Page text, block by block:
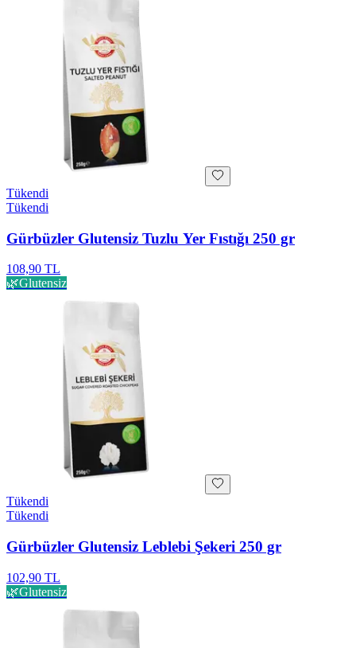
Tükendi
Tükendi
Gürbüzler Glutensiz Tuzlu Yer Fıstığı 250 gr
108,90 TL
🌿Glutensiz
Tükendi
Tükendi
Gürbüzler Glutensiz Leblebi Şekeri 250 gr
102,90 TL
🌿Glutensiz